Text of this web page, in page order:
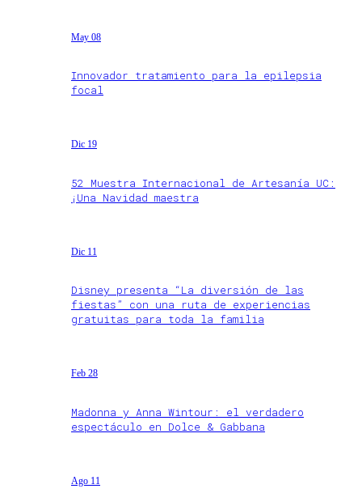
May 08
Innovador tratamiento para la epilepsia
focal
Dic 19
52 Muestra Internacional de Artesanía UC:
¡Una Navidad maestra
Dic 11
Disney presenta “La diversión de las
fiestas” con una ruta de experiencias
gratuitas para toda la familia
Feb 28
Madonna y Anna Wintour: el verdadero
espectáculo en Dolce & Gabbana
Ago 11